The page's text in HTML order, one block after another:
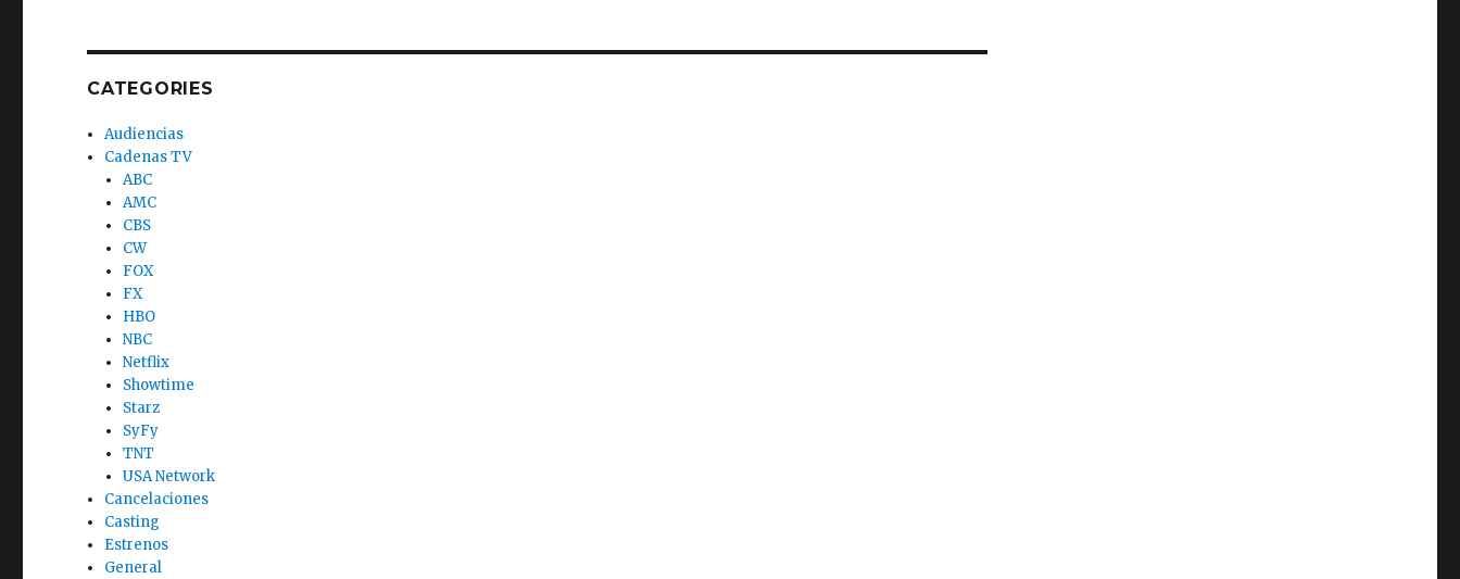
CATEGORIES
Audiencias
Cadenas TV
ABC
AMC
CBS
CW
FOX
FX
HBO
NBC
Netflix
Showtime
Starz
SyFy
TNT
USA Network
Cancelaciones
Casting
Estrenos
General